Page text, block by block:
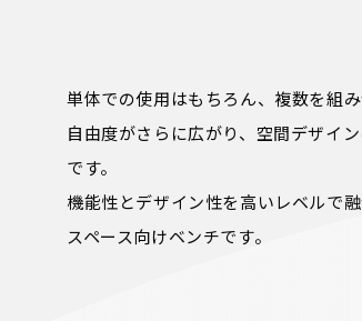
単体での使用はもちろん、複数を組
自由度がさらに広がり、空間デザイ
です。
機能性とデザイン性を高いレベルで
スペース向けベンチです。